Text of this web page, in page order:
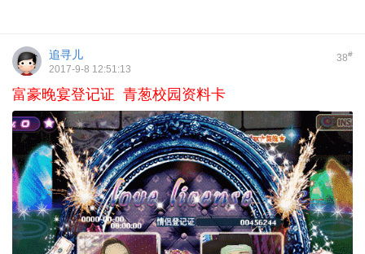
38#
追寻儿
2017-9-8 12:51:13
富豪晚宴登记证 青葱校园资料卡